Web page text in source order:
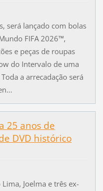
será lançado com bolas
FIFA 2026™,
e peças de roupas
do Intervalo de uma
a arrecadação será
25 anos de
DVD histórico
Joelma e três ex-